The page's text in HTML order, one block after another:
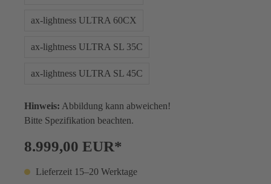
ax-lightness ULTRA 60CX
ax-lightness ULTRA SL 35C
ax-lightness ULTRA SL 45C
Hinweis: Abbildung kann abweichen!
Bitte Spezifikation beachten.
8.999,00 EUR*
Lieferzeit 15–20 Werktage